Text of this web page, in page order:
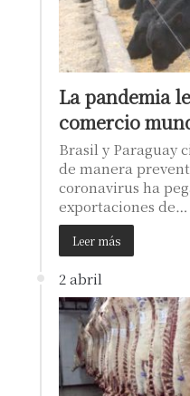
La pandemia
comercio
Brasil y Paraguay
de manera
coronavirus ha
exportaciones de…
Leer más
2 abril